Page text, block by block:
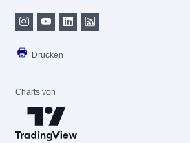
Drucken
Charts von